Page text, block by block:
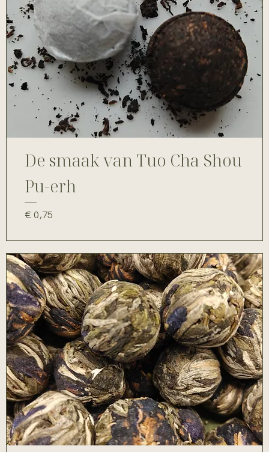
De smaak van Tuo Cha Shou
Pu-erh
Prijs
€ 0,75